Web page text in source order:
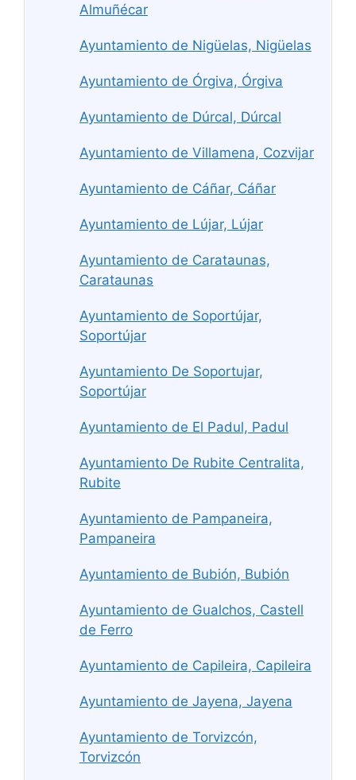
Almuñécar
Ayuntamiento de Nigüelas, Nigüelas
Ayuntamiento de Órgiva, Órgiva
Ayuntamiento de Dúrcal, Dúrcal
Ayuntamiento de Villamena, Cozvijar
Ayuntamiento de Cáñar, Cáñar
Ayuntamiento de Lújar, Lújar
Ayuntamiento de Carataunas,
Carataunas
Ayuntamiento de Soportújar,
Soportújar
Ayuntamiento De Soportujar,
Soportújar
Ayuntamiento de El Padul, Padul
Ayuntamiento De Rubite Centralita,
Rubite
Ayuntamiento de Pampaneira,
Pampaneira
Ayuntamiento de Bubión, Bubión
Ayuntamiento de Gualchos, Castell
de Ferro
Ayuntamiento de Capileira, Capileira
Ayuntamiento de Jayena, Jayena
Ayuntamiento de Torvizcón,
Torvizcón